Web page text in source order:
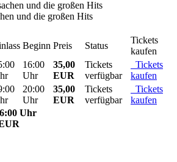
und die großen Hits
Beginn Preis Status
Tickets
kaufen
16:00
Uhr
35,00
EUR
Tickets
verfügbar
Tickets
kaufen
20:00
Uhr
35,00
EUR
Tickets
verfügbar
Tickets
kaufen
Uhr